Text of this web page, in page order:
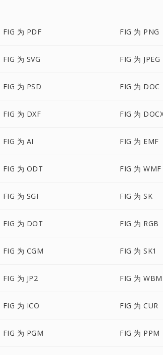
FIG 为 PDF FIG 为 PNG
FIG 为 SVG FIG 为 JPEG
FIG 为 PSD FIG 为 DOC
FIG 为 DXF FIG 为
FIG 为 AI FIG 为 EMF
FIG 为 ODT FIG 为 WMF
FIG 为 SGI FIG 为 SK
FIG 为 DOT FIG 为 RGB
FIG 为 CGM FIG 为 SK1
FIG 为 JP2 FIG 为
FIG 为 ICO FIG 为 CUR
FIG 为 PGM FIG 为 PPM